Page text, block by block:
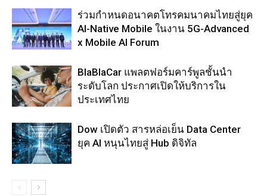
ร่วมกำหนดอนาคตโทรคมนาคมไทยสู่ยุค
AI-Native Mobile ในงาน 5G-Advanced
x Mobile AI Forum
BlaBlaCar แพลตฟอร์มคาร์พูลชั้นนำ
ระดับโลก ประกาศเปิดให้บริการใน
ประเทศไทย
Dow เปิดตัว สารหล่อเย็น Data Center
ยุค AI หนุนไทยสู่ Hub ดิจิทัล